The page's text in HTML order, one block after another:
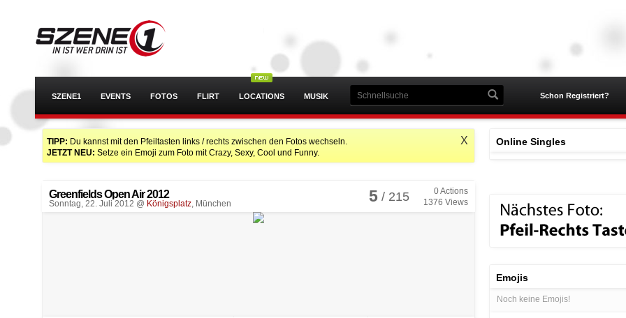
SZENE1 EVENTS FOTOS FLIRT LOCATIONS MUSIK Schon Registriert?
X
TIPP: Du kannst mit den Pfeiltasten links / rechts zwischen den Fotos wechseln.
JETZT NEU: Setze ein Emoji zum Foto mit Crazy, Sexy, Cool und Funny.
0Actions
1376 Views
5 / 215
Greenfields Open Air 2012
Sonntag, 22. Juli 2012 @ Königsplatz, München
Online Singles
Emojis
Noch keine Emojis!